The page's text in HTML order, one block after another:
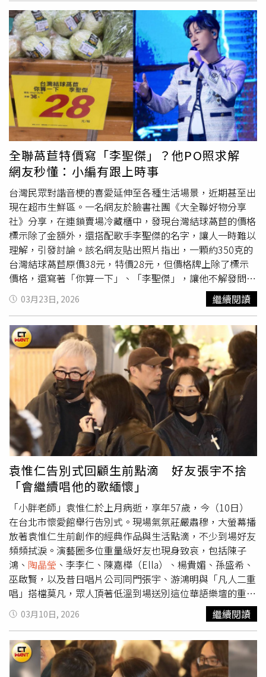
讓她相當驚訝。夫妻倆被問及房產數量時，低調表示目前名
下「不超過10筆」，更說和費玉清、
陶晶瑩相比只是「小巫
見大巫」。不過，他們也透露，光是南港裝修中的房產市值
就約2億；加上海外房產總價值，黃國倫則幽默搬出「雷諾
探長」回應，鬆口至少五億，強調都是正當收入，寇乃馨也
笑說「三億太看不起他了」。
全聯萵苣特價寫「李聖傑」？他PO照求解
網友秒懂：小編有跟上時事
台灣民眾對諧音梗的喜愛延伸至各種生活場景，近期甚至出
現在超市生鮮區。一名網友於臉書社團《大全聯好物分享
社》分享，在連鎖賣場冷藏櫃中，發現台灣結球萵苣的價格
標示除了金額外，還搭配歌手李聖傑的名字，讓人一時難以
理解，引發討論。該名網友貼出照片指出，一顆約350克的
台灣結球萵苣原價38元，特價28元，但價格牌上除了標示
價格，還寫著「你算一下」、「李聖傑」，讓他不解發問
「看不懂，這跟李聖傑有什麼關聯？」貼文曝光後，吸引大
量網友留言討論。有網友揭露其中巧思，指出這其實是運用
台語諧音所設計的文字效果，「你算一下」以台語發音，與
「李聖傑」的名字相似，形成語音上的趣味連結，「哩ㄙㄣ
ˋ幾壘，就是李聖傑，就是上面寫的你算一下」、「這家小
編有跟上時事」、「礦泉水那邊會有林俊傑（喝水一
下）」、「嚴格說起來是你玩一下」、「台灣人最愛諧音
哏」、「諧音哏帝國」。除了李聖傑之外，還有網友分享近
日大家在用公眾人物的名的諧音哏，
陶晶瑩
、修杰楷都上
榜，「修杰楷＝稍微坐起來、郭采潔＝韭菜一個、林俊傑＝
喝水一下、胡宇威＝廢話、陶晶瑩＝頭真圓」、「賈永婕=
這用一下、蘇永康=使用洞、任賢齊=兩仙錢、梁詠琪=來用
錢」。
03月23日, 2026 繼續閱讀
袁惟仁告別式回顧生前點滴 好友張宇不捨
「會繼續唱他的歌緬懷」
「小胖老師」袁惟仁於上月病逝，享年57歲，今（10日）
在台北市懷愛館舉行告別式。現場氣氛莊嚴肅穆，大螢幕播
放著袁惟仁生前創作的經典作品與生活點滴，不少到場好友
頻頻拭淚。演藝圈多位重量級好友也現身致哀，包括陳子
鴻、 陶晶瑩 、李李仁、陳嘉樺（Ella）、楊貴媚、孫盛希、
巫啟賢，以及昔日唱片公司同門張宇、游鴻明與「凡人二重
唱」搭檔莫凡，眾人頂著低溫到場送別這位華語樂壇的重要
音樂人。張宇受訪時難掩感傷，他表示看完現場播放的回顧
影片後內心感觸很深，也對老友感性喊話：「人生總是有說
再見的時候，我請小胖很放心地去翱翔、去他自由自在的地
方。我們活在人世間的人，會繼續唱他的歌緬懷他。」他也
提到，多年好友之間早已有十足默契，「其實我們一個眼
03月10日, 2026 繼續閱讀